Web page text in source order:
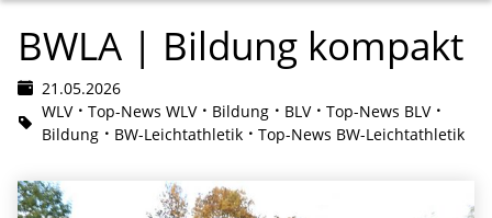
BWLA | Bildung kompakt
21.05.2026
WLV
Top-News WLV Bildung BLV
Top-News BLV
Bildung
BW-Leichtathletik Top-News BW-Leichtathletik